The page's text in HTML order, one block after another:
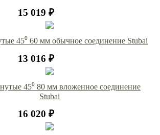
15 019 ₽
45⁰ 60 мм обычное соединение Stubai
13 016 ₽
45⁰ 80 мм вложенное соединение
Stubai
16 020 ₽